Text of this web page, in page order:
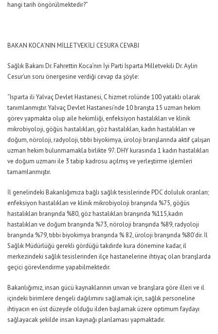
hangi tarih öngörülmektedir?”
BAKAN KOCA’NIN MİLLETVEKİLİ CESUR’A CEVABI
Sağlık Bakanı Dr. Fahrettin Koca’nın İyi Parti Isparta Milletvekili Dr. Aylin
Cesur’un soru önergesine verdiği cevap da şöyle:
“Isparta ili Yalvaç Devlet Hastanesi, C hizmet rolünde 100 yataklı olarak
tanımlanmıştır. Yalvaç Devlet Hastanesi’nde 10 branşta 15 uzman hekim
görev yapmakta olup aile hekimliği, enfeksiyon hastalıkları ve klinik
mikrobiyoloji, göğüs hastalıkları, göz hastalıkları, kadın hastalıkları ve
doğum, nöroloji, radyoloji, tıbbi biyokimya, üroloji branşlarında aktif çalışan
uzman hekim bulunmamakla birlikte 97. DHY kurasında 1 kadın hastalıkları
ve doğum uzmanı ile 3 tabip kadrosu açılmış ve yerleştirme işlemleri
tamamlanmıştır.
İl genelindeki Bakanlığımıza bağlı sağlık tesislerinde PDC doluluk oranları;
enfeksiyon hastalıkları ve klinik mikrobiyoloji branşında %75, göğüs
hastalıkları branşında %80, göz hastalıkları branşında %115,kadın
hastalıkları ve doğum branşında %73, nöroloji branşında %89, radyoloji
branşında %79, tıbbi biyokimya branşında % 82, üroloji branşında %80’dir. İl
Sağlık Müdürlüğü gerekli gördüğü takdirde kura dönemine kadar, il
merkezindeki sağlık tesislerinden ilçe hastanelerine ihtiyaç olan branşlarda
geçici görevlendirme yapabilmektedir.
Bakanlığımız, insan gücü kaynaklarının unvan ve branşlara göre illeri ve il
içindeki birimlere dengeli dağılımını sağlamak için, sağlık personeline
ihtiyacın en üst düzeyde olduğu ilden başlamak üzere optimum faydayı
sağlayacak şekilde insan kaynağı planlaması yapmaktadır.